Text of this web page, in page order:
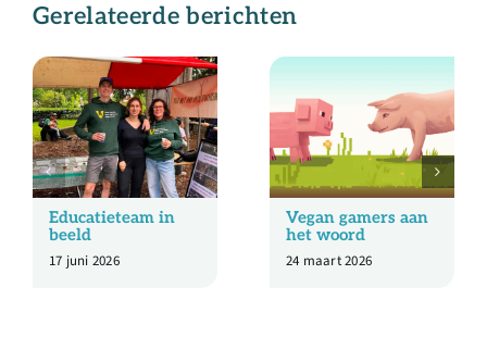
Gerelateerde berichten
Educatieteam in
beeld
17 juni 2026
Vegan gamers aan
het woord
24 maart 2026